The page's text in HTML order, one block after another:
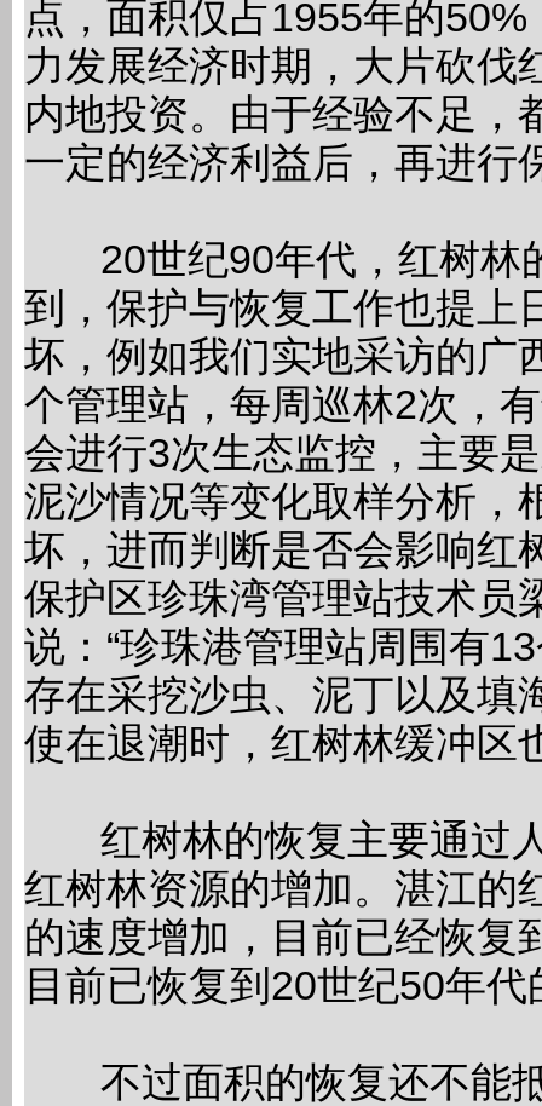
点，面积仅占1955年的
力发展经济时期，大片砍伐
内地投资。由于经验不足，
一定的经济利益后，再进行
20世纪90年代，红树林
到，保护与恢复工作也提上
坏，例如我们实地采访的广
个管理站，每周巡林2次，
会进行3次生态监控，主要
泥沙情况等变化取样分析，
坏，进而判断是否会影响红
保护区珍珠湾管理站技术员
说：“珍珠港管理站周围有
存在采挖沙虫、泥丁以及填
使在退潮时，红树林缓冲区
红树林的恢复主要通过
红树林资源的增加。湛江的
的速度增加，目前已经恢复
目前已恢复到20世纪50年代
不过面积的恢复还不能抵